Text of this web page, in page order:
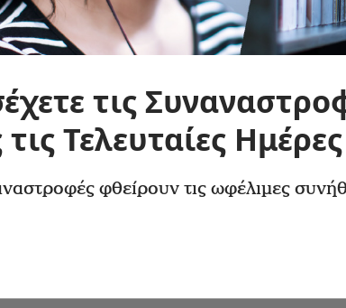
τις
Τελευταίες Ημέρες
φθείρουν τις ωφέλιμες